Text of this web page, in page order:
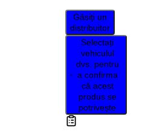
Găsiți un
distribuitor
Selectați
vehiculul
dvs. pentru
a confirma
că acest
produs se
potrivește